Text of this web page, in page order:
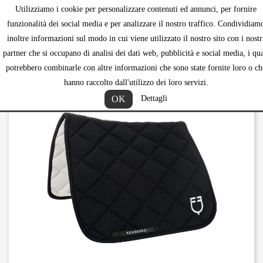
Utilizziamo i cookie per personalizzare contenuti ed annunci, per fornire
funzionalità dei social media e per analizzare il nostro traffico.
inoltre informazioni sul modo in cui viene utilizzato il nostro sito con i
partner che si occupano di analisi dei dati web, pubblicità e social media, i
potrebbero combinarle con altre informazioni che sono state fornite loro o
hanno raccolto dall'utilizzo dei loro servizi.
OK Dettagli
